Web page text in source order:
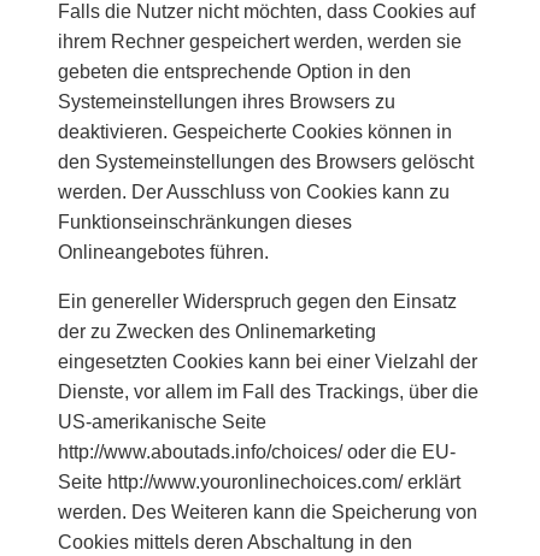
Falls die Nutzer nicht möchten, dass Cookies auf
ihrem Rechner gespeichert werden, werden sie
gebeten die entsprechende Option in den
Systemeinstellungen ihres Browsers zu
deaktivieren. Gespeicherte Cookies können in
den Systemeinstellungen des Browsers gelöscht
werden. Der Ausschluss von Cookies kann zu
Funktionseinschränkungen dieses
Onlineangebotes führen.
Ein genereller Widerspruch gegen den Einsatz
der zu Zwecken des Onlinemarketing
eingesetzten Cookies kann bei einer Vielzahl der
Dienste, vor allem im Fall des Trackings, über die
US-amerikanische Seite
http://www.aboutads.info/choices/ oder die EU-
Seite http://www.youronlinechoices.com/ erklärt
werden. Des Weiteren kann die Speicherung von
Cookies mittels deren Abschaltung in den